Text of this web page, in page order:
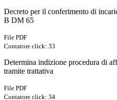
Decreto per il conferimento di
B DM 65
File PDF
Contatore click: 33
Determina indizione procedura di
tramite trattativa
File PDF
Contatore click: 34